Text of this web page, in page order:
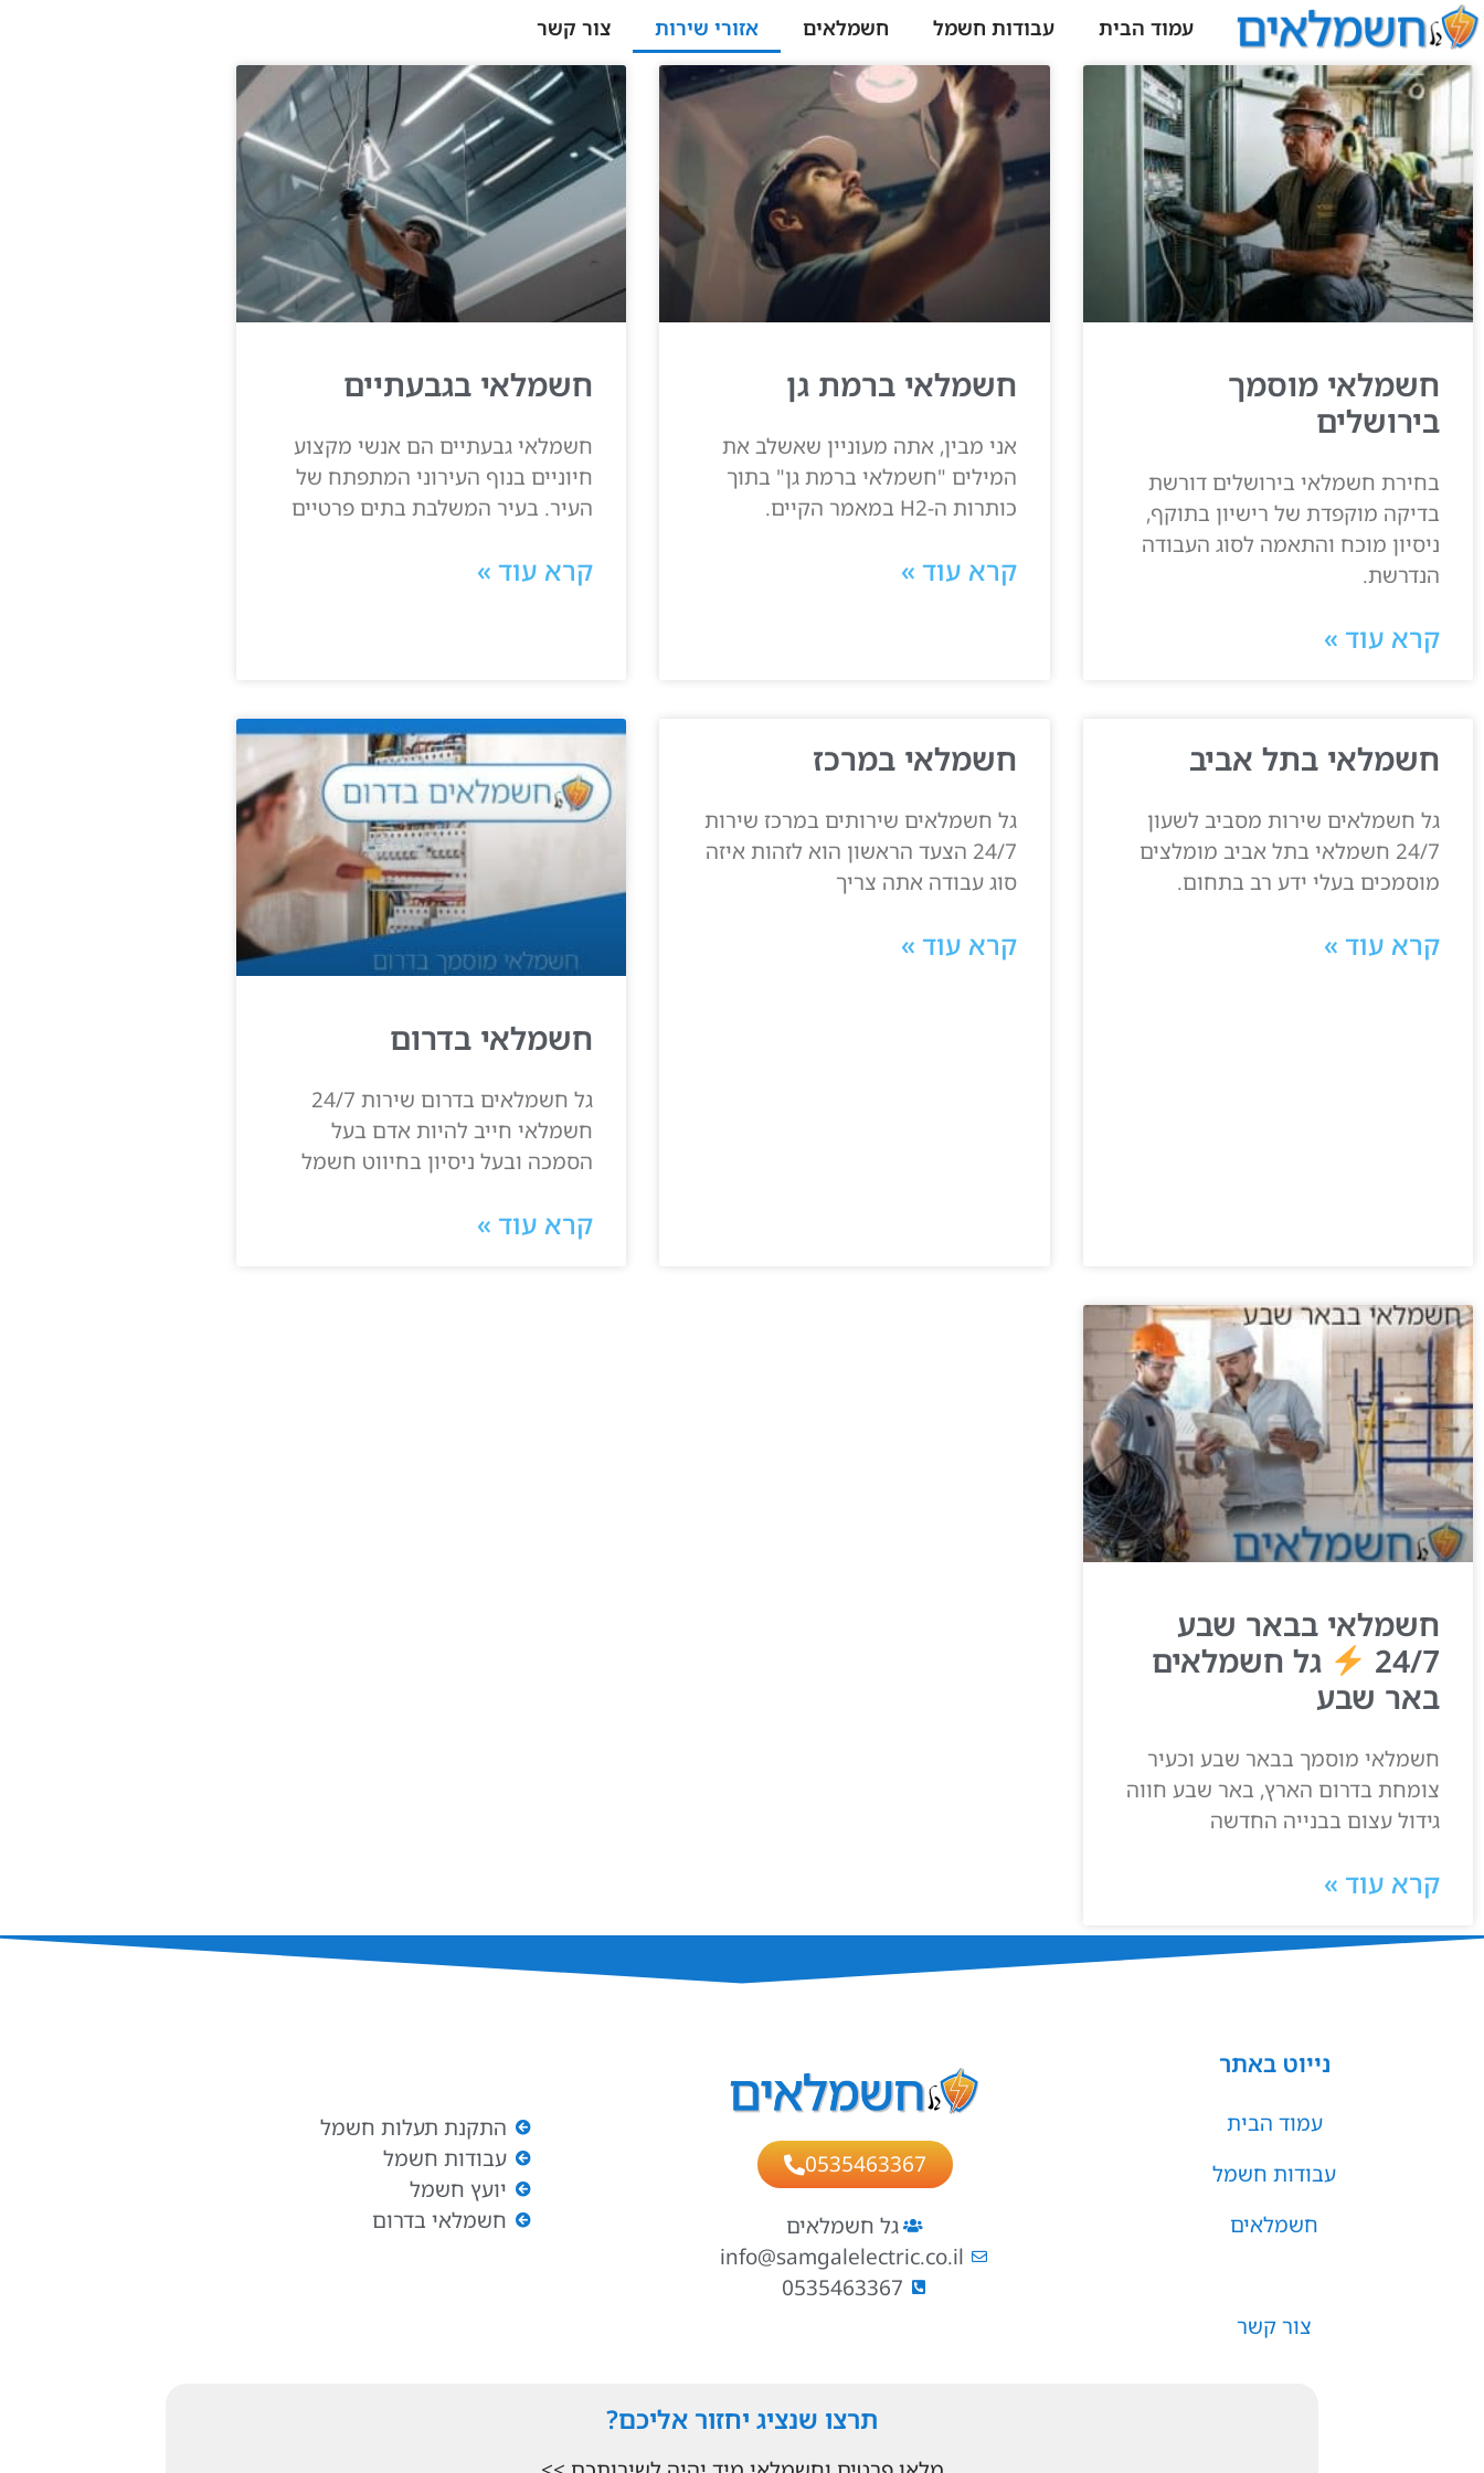
עמוד הבית עבודות חשמל חשמלאים אזורי שירות צור קשר
חשמלאי מוסמך
בירושלים
בחירת חשמלאי בירושלים דורשת
בדיקה מוקפדת של רישיון בתוקף,
ניסיון מוכח והתאמה לסוג העבודה
הנדרשת.
קרא עוד »
חשמלאי ברמת גן
אני מבין, אתה מעוניין שאשלב את
המילים "חשמלאי ברמת גן" בתוך
כותרות ה-H2 במאמר הקיים.
קרא עוד »
חשמלאי בגבעתיים
חשמלאי גבעתיים הם אנשי מקצוע
חיוניים בנוף העירוני המתפתח של
העיר. בעיר המשלבת בתים פרטיים
קרא עוד »
חשמלאי בתל אביב
גל חשמלאים שירות מסביב לשעון
24/7 חשמלאי בתל אביב מומלצים
מוסמכים בעלי ידע רב בתחום.
קרא עוד »
חשמלאי במרכז
גל חשמלאים שירותים במרכז שירות
24/7 הצעד הראשון הוא לזהות איזה
סוג עבודה אתה צריך
קרא עוד »
חשמלאי בדרום
גל חשמלאים בדרום שירות 24/7
חשמלאי חייב להיות אדם בעל
הסמכה ובעל ניסיון בחיווט חשמל
קרא עוד »
חשמלאי בבאר שבע
24/7
גל חשמלאים
באר שבע
חשמלאי מוסמך בבאר שבע וכעיר
צומחת בדרום הארץ, באר שבע חווה
גידול עצום בבנייה החדשה
קרא עוד »
נייוט באתר
עמוד הבית
עבודות חשמל
חשמלאים
צור קשר
0535463367
גל חשמלאים
info@samgalelectric.co.il
0535463367
התקנת תעלות חשמל
עבודות חשמל
יועץ חשמל
חשמלאי בדרום
תרצו שנציג יחזור אליכם?